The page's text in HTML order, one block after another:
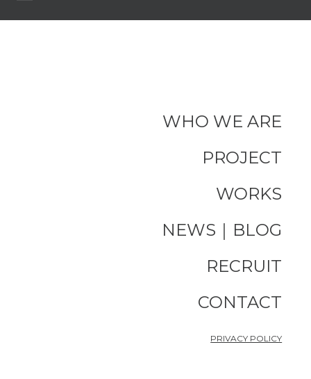
WHO WE ARE
PROJECT
WORKS
NEWS｜BLOG
RECRUIT
CONTACT
PRIVACY POLICY